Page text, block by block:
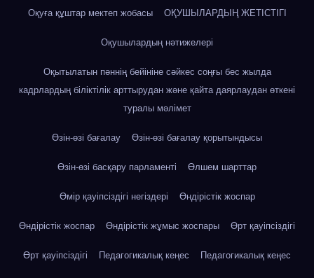
Оқуға құштар мектеп жобасы ОҚУШЫЛАРДЫҢ ЖЕТІСТІГІ
Оқушылардың нәтижелері
Оқытылатын пәннің бейініне сәйкес соңғы бес жылда
кадрлардың біліктілік арттырудан және қайта даярлаудан өткені
туралы мәлімет
Өзін-өзі бағалау Өзін-өзі бағалау қорытындысы
Өзін-өзі басқару парламенті Өлшем шарттар
Өмір қауіпсіздігі негіздері Өндірістік жоспар
Өндірістік жоспар Өндірістік жұмыс жоспары Өрт қауіпсіздігі
Өрт қауіпсіздігі Педагогикалық кеңес Педагогикалық кеңес